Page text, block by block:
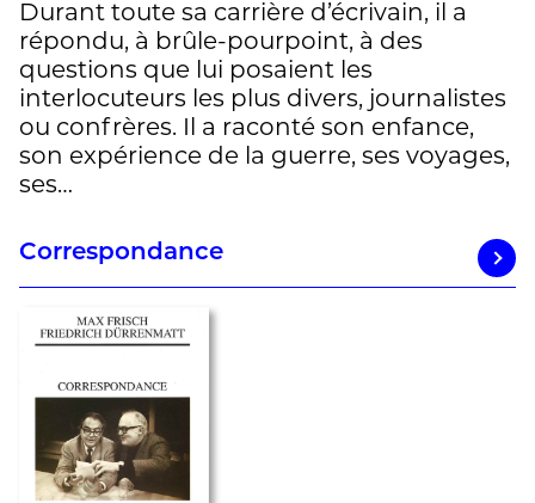
Durant toute sa carrière d’écrivain, il a
répondu, à brûle-pourpoint, à des
questions que lui posaient les
interlocuteurs les plus divers, journalistes
ou confrères. Il a raconté son enfance,
son expérience de la guerre, ses voyages,
ses…
Correspondance